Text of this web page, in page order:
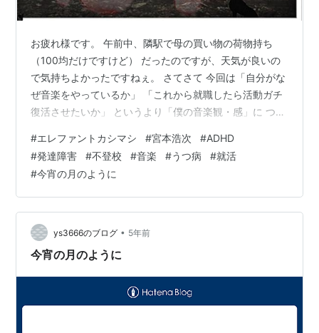
お疲れ様です。 午前中、隣駅で母の買い物の荷物持ち
（100均だけですけど） だったのですが、天気が良いの
で気持ちよかったですねぇ。 さてさて 今回は「自分がな
ぜ音楽をやっているか」 「これから就職したら活動ガチ
復活させたいか」 というより「僕の音楽観・感」に つい
はエレファントカシマシとの出会いから 語らせていただ
かないと誰も興味はないと思いますけれども 僕の生い立
ちがご紹介できないので長くはなりますが お付き合いく
ださいませ。 僕とエレカシとの出会いといえば「今宵の
月のように」でした。 僕にとってこの曲はあまりに人生
に与えられたものが多く…
#エレファントカシマシ #宮本浩次 #ADHD
#発達障害 #不登校 #音楽 #うつ病 #就活
#今宵の月のように
ys3666のブログ • 5年前
今宵の月のように